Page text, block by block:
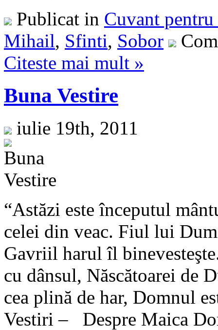
Publicat in Cuvant
Mihail, Sfinti, Sobor
Citeste mai mult »
Buna Vestire
iulie 19th, 2011
“Astăzi este începutul
celei din veac. Fiul lui
Gavriil harul îl
cu dânsul, Născătoarei de
cea plină de har, Domnul
Vestiri – Despre Maica